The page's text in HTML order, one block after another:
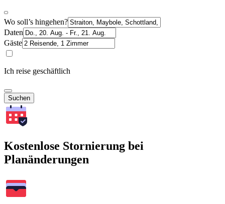
Wo soll’s hingehen?
Daten
Gäste
Ich reise geschäftlich
Suchen
Kostenlose Stornierung bei
Planänderungen